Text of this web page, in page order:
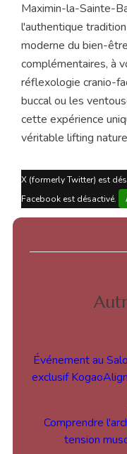
Maximin-la-Sainte-
l'authentique
moderne du bien-
complémentaires, à
réflexologie cranio-
buccal ou les
cette expérience
véritable lifting
X (formerly Twitter) est
Facebook est désactivé.
Événement au
exclusif
Comprendre
tension